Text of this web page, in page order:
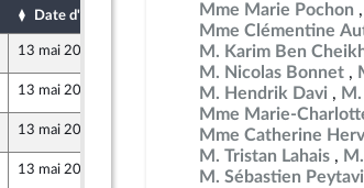
Date d'examen Date de dépôt
13 mai 2026 7 mai 2026
13 mai 2026 13 mai 2026
13 mai 2026 7 mai 2026
13 mai 2026 7 mai 2026
Mme Marie Pochon
Mme Clémentine
M. Karim Ben
M. Nicolas Bonnet
M. Hendrik Davi
Mme Marie-
Mme Catherine
M. Tristan Lahais
M. Sébastien